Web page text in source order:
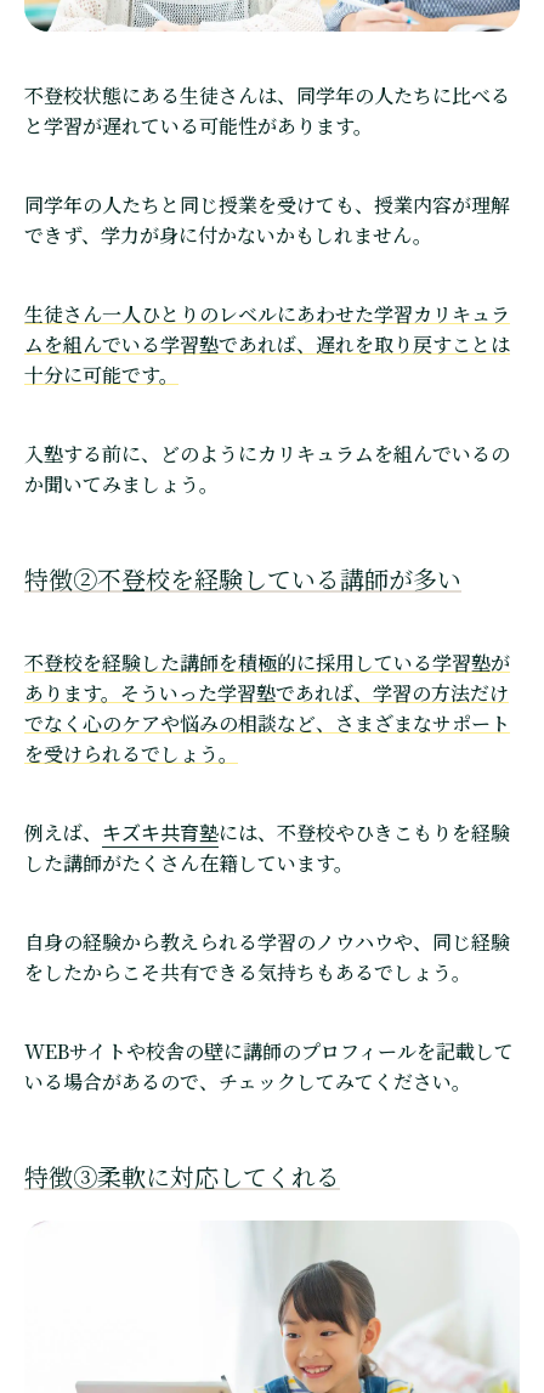
不登校状態にある生徒さんは、同学年の人たちに比べる
と学習が遅れている可能性があります。
同学年の人たちと同じ授業を受けても、授業内容が理解
できず、学力が身に付かないかもしれません。
生徒さん一人ひとりのレベルにあわせた学習カリキュラ
ムを組んでいる学習塾であれば、遅れを取り戻すことは
十分に可能です。
入塾する前に、どのようにカリキュラムを組んでいるの
か聞いてみましょう。
特徴②不登校を経験している講師が多い
不登校を経験した講師を積極的に採用している学習塾が
あります。そういった学習塾であれば、学習の方法だけ
でなく心のケアや悩みの相談など、さまざまなサポート
を受けられるでしょう。
例えば、 キズキ共育塾には、不登校やひきこもりを経験
した講師がたくさん在籍しています。
自身の経験から教えられる学習のノウハウや、同じ経験
をしたからこそ共有できる気持ちもあるでしょう。
WEBサイトや校舎の壁に講師のプロフィールを記載して
いる場合があるので、チェックしてみてください。
特徴③柔軟に対応してくれる